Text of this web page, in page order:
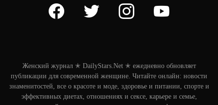
facebook twitter instagram youtube
Женский журнал ✭ DailyStars.Net ✭ ежедневно обновляет
публикации для современной женщине. Читайте онлайн: новости
знаменитостей, все о красоте и моде, здоровье и питании, спорте и
эффективных диетах, отношениях и сексе, карьере и семье,